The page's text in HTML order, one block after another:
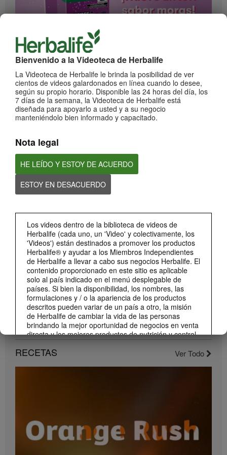
Bienvenido a la Videoteca de Herbalife
La Videoteca de Herbalife le brinda la posibilidad de ver
cientos de videos galardonados en línea cuando lo desee,
según su propio horario. Disponible las 24 horas del día, los
7 días de la semana, la Videoteca de Herbalife está
diseñada para apoyarlo a usted y a su negocio
manteniéndolo bien informado y capacitado.
Nota legal
HE LEÍDO Y ESTOY DE ACUERDO
ESTOY EN DESACUERDO
Los videos dentro de la biblioteca de videos de
Herbalife (cada uno, un 'Video' y colectivamente, los
'Videos') están destinados a promover los productos
Herbalife® y ayudar a los Miembros Independientes
de Herbalife a llevar a cabo sus negocios Herbalife. El
contenido proporcionado en este sitio es aplicable
solo al país indicado en el menú desplegable de
países. Si bien la disponibilidad, los nombres, las
formulaciones y / o la apariencia de los productos
descritos pueden variar de un país a otro, la misión
de Herbalife de cambiar la vida de las personas
brindando la mejor oportunidad de negocios en venta
directa y los mejores productos de nutrición y control
Los Videos pueden incluir volúmenes de ventas o
experiencias de ganancias de varios Miembros
lo que ganará. Para obtener los datos de desempeño
financiero promedio más recientes aplicables a la
Región en la que realiza su negocio, consulte
Herbalife.com o MyHerbalife.com.
¡Impulsa cada momento! Nuevo Liftoff sabor Moras
Conoce el nuevo sabor mora de esta bebida efervescente que le dará impulso a
cada momento
1:22
Compártelo con todos tus clientes y conocidos.
RECETAS Ver Todo